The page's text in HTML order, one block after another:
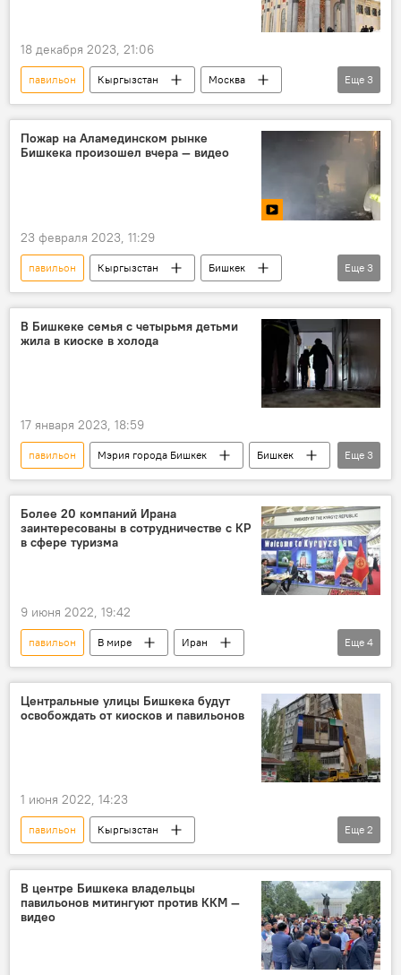
18 декабря 2023, 21:06
павильон Кыргызстан
Москва
ВДНХ
ресторан фото
Еще 3
Пожар на Аламединском рынке
Бишкека произошел вчера — видео
23 февраля 2023, 11:29
павильон Кыргызстан
Бишкек
Аламединский рынок
пожар
видео
Еще 3
В Бишкеке семья с четырьмя детьми
жила в киоске в холода
17 января 2023, 18:59
павильон Мэрия города Бишкек
Бишкек
киоск
холод семья
Еще 3
Более 20 компаний Ирана
заинтересованы в сотрудничестве с КР
в сфере туризма
9 июня 2022, 19:42
павильон В мире
Иран
Кыргызстан
туризм
выставка
Еще 4
Центральные улицы Бишкека будут
освобождать от киосков и павильонов
1 июня 2022, 14:23
павильон
Кыргызстан
Мэрия города Бишкек
освобождение
Еще 2
В центре Бишкека владельцы
павильонов митингуют против ККМ —
видео